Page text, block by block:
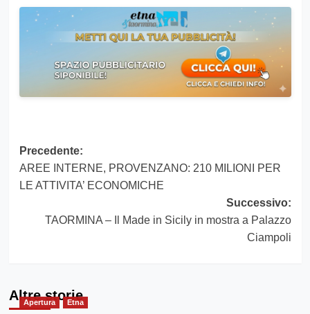
Navigazione
articolo
Precedente:
AREE INTERNE, PROVENZANO: 210 MILIONI PER
LE ATTIVITA’ ECONOMICHE
Successivo:
TAORMINA – Il Made in Sicily in mostra a Palazzo
Ciampoli
Altre storie
Apertura Etna